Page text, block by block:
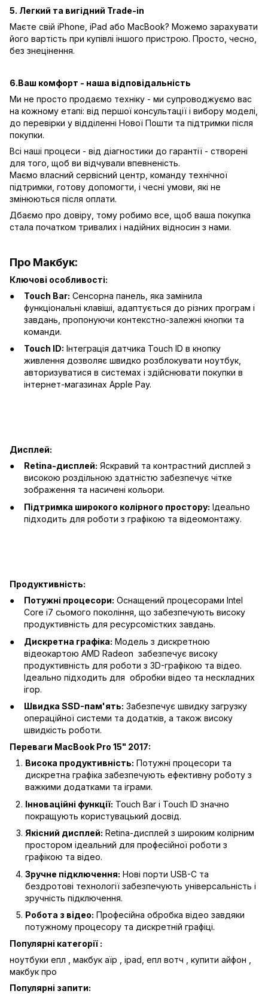
5. Легкий та вигідний Trade-in
Маєте свій iPhone, iPad або MacBook? Можемо зарахувати
його вартість при купівлі іншого пристрою. Просто, чесно,
без знецінення.
6.Ваш комфорт - наша відповідальність
Ми не просто продаємо техніку - ми супроводжуємо вас
на кожному етапі: від першої консультації і вибору моделі,
до перевірки у відділенні Нової Пошти та підтримки після
покупки.
Всі наші процеси - від діагностики до гарантії - створені
для того, щоб ви відчували впевненість.
Маємо власний сервісний центр, команду технічної
підтримки, готову допомогти, і чесні умови, які не
змінюються після оплати.
Дбаємо про довіру, тому робимо все, щоб ваша покупка
стала початком тривалих і надійних відносин з нами.
Про Макбук:
Ключові особливості:
Touch Bar: Сенсорна панель, яка замінила
функціональні клавіші, адаптується до різних програм і
завдань, пропонуючи контекстно-залежні кнопки та
команди.
Touch ID: Інтеграція датчика Touch ID в кнопку
живлення дозволяє швидко розблокувати ноутбук,
авторизуватися в системах і здійснювати покупки в
інтернет-магазинах Apple Pay.
Дисплей:
Retina-дисплей: Яскравий та контрастний дисплей з
високою роздільною здатністю забезпечує чітке
зображення та насичені кольори.
Підтримка широкого колірного простору: Ідеально
підходить для роботи з графікою та відеомонтажу.
Продуктивність:
Потужні процесори: Оснащений процесорами Intel
Core i7 сьомого покоління, що забезпечують високу
продуктивність для ресурсомістких завдань.
Дискретна графіка: Модель з дискретною
відеокартою AMD Radeon забезпечує високу
продуктивність для роботи з 3D-графікою та відео.
Ідеально підходить для обробки відео та нескладних
ігор.
Швидка SSD-пам'ять: Забезпечує швидку загрузку
операційної системи та додатків, а також високу
швидкість роботи.
Переваги MacBook Pro 15" 2017:
Висока продуктивність: Потужні процесори та
дискретна графіка забезпечують ефективну роботу з
важкими додатками та іграми.
Інноваційні функції: Touch Bar і Touch ID значно
покращують користувацький досвід.
Якісний дисплей: Retina-дисплей з широким колірним
простором ідеальний для професійної роботи з
графікою та відео.
Зручне підключення: Нові порти USB-C та
бездротові технології забезпечують універсальність і
зручність підключення.
Робота з відео: Професійна обробка відео завдяки
потужному процесору та дискретній графіці.
Популярні категорії :
ноутбуки епл
макбук аїр ipad епл вотч купити айфон
макбук про
Популярні запити: